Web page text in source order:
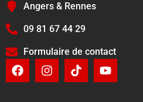
Angers & Rennes
09 81 67 44 29
Formulaire de contact